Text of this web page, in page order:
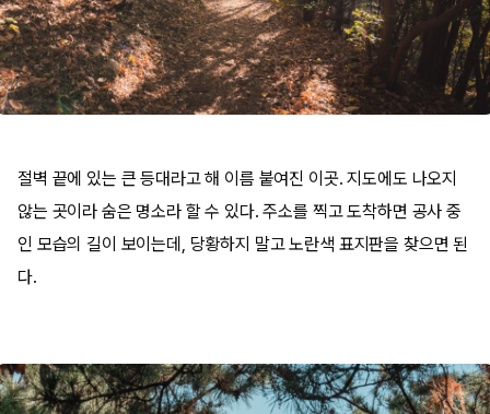
절벽 끝에 있는 큰 등대라고 해 이름 붙여진 이곳. 지도에도 나오지
않는 곳이라 숨은 명소라 할 수 있다. 주소를 찍고 도착하면 공사 중
인 모습의 길이 보이는데, 당황하지 말고 노란색 표지판을 찾으면 된
다.